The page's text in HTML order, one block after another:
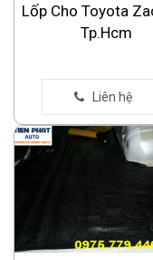
Lốp Cho Toyota
Tp.Hcm